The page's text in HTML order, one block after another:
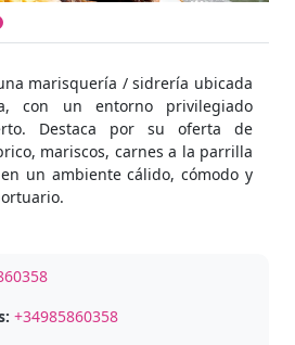
marisquería / sidrería ubicada
con un entorno privilegiado
Destaca por su oferta de
mariscos, carnes a la parrilla
un ambiente cálido, cómodo y
+34985860358